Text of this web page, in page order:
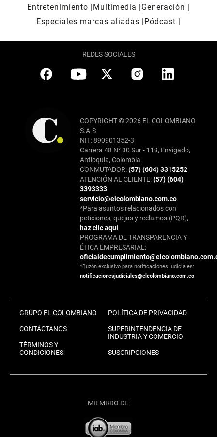
Entretenimiento
Multimedia
Generación
Especiales marcas aliadas
Pódcast
REDES SOCIALES
COPYRIGHT © 2026 EL COLOMBIANO
S.A.S
NIT: 890901352-3
Carrera 48 N° 30 Sur - 119, Envigado,
Antioquia, Colombia.
CONMUTADOR:(57) (604) 3315252
ATENCIÓN AL CLIENTE:(57) (604)
3393333
servicio@elcolombiano.com.co
*Para asuntos relacionados con
peticiones, quejas y reclamos (PQR),
haz clic aquí
PROGRAMA DE TRANSPARENCIA Y
ÉTICA EMPRESARIAL:
*Buzón exclusivo para notificaciones judiciales:
notificacionesjudiciales@elcolombiano.com.co
GRUPO EL COLOMBIANO
CONTÁCTANOS
TÉRMINOS Y
CONDICIONES
POLÍTICA DE PRIVACIDAD
SUPERINTENDENCIA DE
INDUSTRIA Y COMERCIO
SUSCRIPCIONES
MIEMBRO DE: